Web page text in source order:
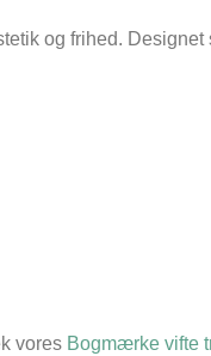
og frihed.
vores Bogmærke vifte